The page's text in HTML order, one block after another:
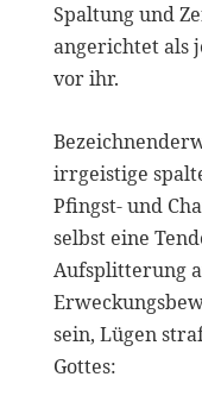
Spaltung und
angerichtet als
vor ihr.
irrgeistige
Pfingst- und
selbst eine
Aufsplitterung
sein, Lügen
Gottes: